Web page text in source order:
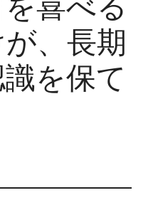
が、長期
を保て